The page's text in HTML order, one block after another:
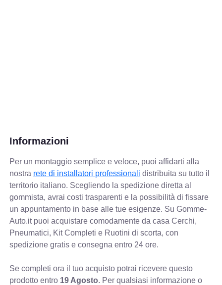
Informazioni
Per un montaggio semplice e veloce, puoi affidarti alla
nostra rete di installatori professionali distribuita su tutto il
territorio italiano. Scegliendo la spedizione diretta al
gommista, avrai costi trasparenti e la possibilità di fissare
un appuntamento in base alle tue esigenze. Su Gomme-
Auto.it puoi acquistare comodamente da casa Cerchi,
Pneumatici, Kit Completi e Ruotini di scorta, con
spedizione gratis e consegna entro 24 ore.
Se completi ora il tuo acquisto potrai ricevere questo
prodotto entro 19 Agosto. Per qualsiasi informazione o